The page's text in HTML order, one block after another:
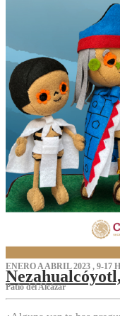
ENERO A ABRIL 2023 , 9-17
Patio del Alcázar